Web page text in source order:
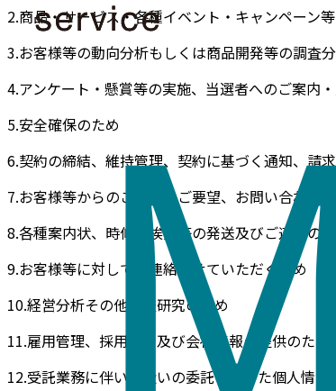
2.商品・サービス・各種イベント・キャンペーン
3.お客様等の動向分析もしくは商品開発等の調査
4.アンケート・懸賞等の実施、当選者へのご案内
5.安全確保のため
6.契約の締結、維持管理、契約に基づく通知、請
7.お客様等からのご意見、ご要望、お問い合わせ
8.各種案内状、時候の挨拶等の発送及びご連絡の
9.お客様等に対してご連絡させていただくため
10.経営分析その他調査研究のため
11.雇用管理、採用選考及び会社情報の提供のため
12.受託業務に伴い取扱いの委託を受けた個人情報